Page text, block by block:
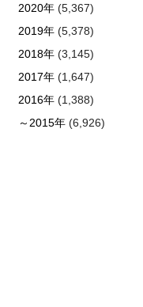
2020年(5,367)
2019年(5,378)
2018年(3,145)
2017年(1,647)
2016年(1,388)
～2015年(6,926)